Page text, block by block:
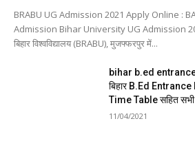
BRABU UG Admission 2021 Apply Online :
Admission Bihar University UG Admission
बिहार विश्वविद्यालय (BRABU), मुजफ्फरपुर में...
bihar b.ed
बिहार B.Ed
Time Table सहित सभी
11/04/2021